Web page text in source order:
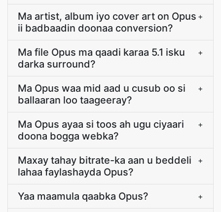
Ma artist, album iyo cover art on Opus
ii badbaadin doonaa conversion?
+
Ma file Opus ma qaadi karaa 5.1 isku
darka surround?
+
Ma Opus waa mid aad u cusub oo si
ballaaran loo taageeray?
+
Ma Opus ayaa si toos ah ugu ciyaari
doona bogga webka?
+
Maxay tahay bitrate-ka aan u beddeli
lahaa faylashayda Opus?
+
Yaa maamula qaabka Opus? +